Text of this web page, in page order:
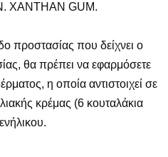
XANTHAN GUM.
προστασίας που δείχνει ο
θα πρέπει να εφαρμόσετε
η οποία αντιστοιχεί σε
κρέμας (6 κουταλάκια